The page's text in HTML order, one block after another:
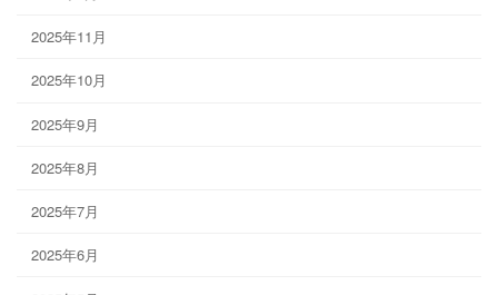
2025年11月
2025年10月
2025年9月
2025年8月
2025年7月
2025年6月